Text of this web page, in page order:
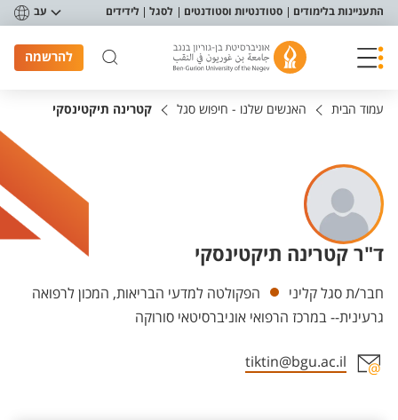
תפריט נגישות
התעניינות בלימודים סטודנטיות וסטודנטים לסגל לידידים עב
להרשמה
עמוד הבית האנשים שלנו - חיפוש סגל קטרינה תיקטינסקי
ד"ר קטרינה תיקטינסקי
יחידות
חבר/ת סגל קליני
הפקולטה למדעי הבריאות, המכון לרפואה
גרעינית-- במרכז הרפואי אוניברסיטאי סורוקה
tiktin@bgu.ac.il